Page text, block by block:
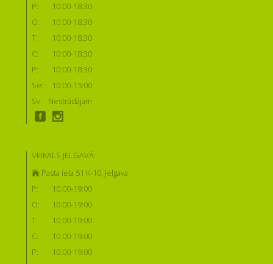
P:
10:00-18:30
O:
10:00-18:30
T:
10:00-18:30
C:
10:00-18:30
P:
10:00-18:30
Se:
10:00-15:00
Sv:
Nestrādājam
VEIKALS JELGAVĀ:
Pasta iela 51 K-10, Jelgava
P:
10:00-19:00
O:
10:00-19:00
T:
10:00-19:00
C:
10:00-19:00
P:
10:00-19:00